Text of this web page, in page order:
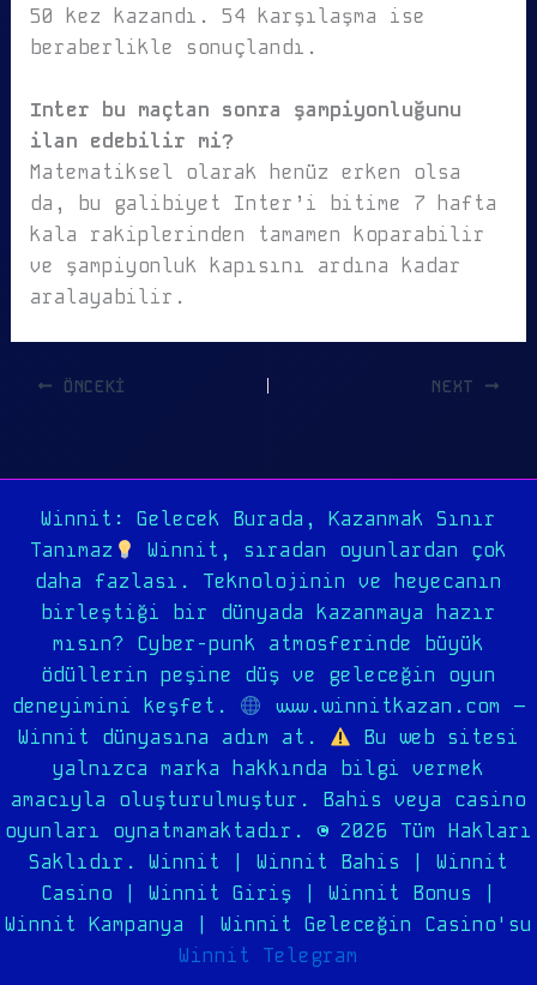
50 kez kazandı. 54 karşılaşma ise
beraberlikle sonuçlandı.
Inter bu maçtan sonra şampiyonluğunu
ilan edebilir mi?
Matematiksel olarak henüz erken olsa
da, bu galibiyet Inter’i bitime 7 hafta
kala rakiplerinden tamamen koparabilir
ve şampiyonluk kapısını ardına kadar
aralayabilir.
ÖNCEKI NEXT
Winnit: Gelecek Burada, Kazanmak Sınır
Tanımaz
Winnit, sıradan oyunlardan çok
daha fazlası. Teknolojinin ve heyecanın
birleştiği bir dünyada kazanmaya hazır
mısın? Cyber-punk atmosferinde büyük
ödüllerin peşine düş ve geleceğin oyun
deneyimini keşfet.
www.winnitkazan.com –
Winnit dünyasına adım at.
Bu web sitesi
yalnızca marka hakkında bilgi vermek
amacıyla oluşturulmuştur. Bahis veya casino
oyunları oynatmamaktadır. © 2026 Tüm Hakları
Saklıdır. Winnit | Winnit Bahis | Winnit
Casino | Winnit Giriş | Winnit Bonus |
Winnit Kampanya | Winnit Geleceğin Casino'su
Winnit Telegram